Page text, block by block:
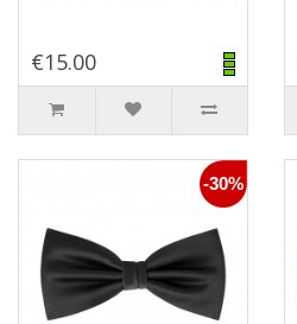
€15.00
-30%